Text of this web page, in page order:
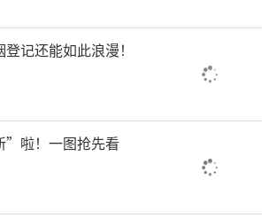
记还能如此浪漫！
”啦！一图抢先看